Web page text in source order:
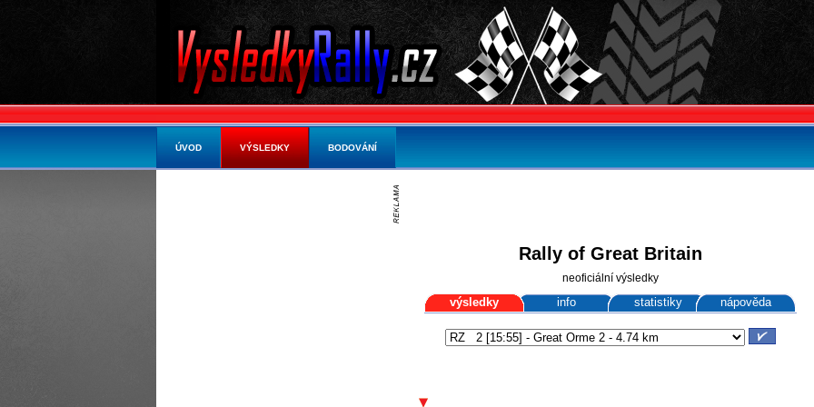
Rally of Great Britain
neoficiální výsledky
výsledky info statistiky nápověda
ÚVOD VÝSLEDKY BODOVÁNÍ